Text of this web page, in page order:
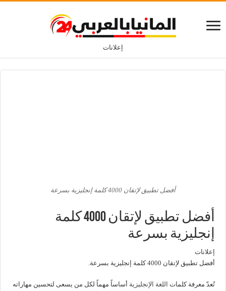
إعلانات
أفضل تطبيق لإتقان 4000 كلمة إنجليزية بسرعة
أفضل تطبيق لإتقان 4000 كلمة
إنجليزية بسرعة
إعلانات
أفضل تطبيق لإتقان 4000 كلمة إنجليزية بسرعة.
تُعدّ معرفة كلمات اللغة الإنجليزية أساساً مهماً لكل من يسعى لتحسين مهاراته